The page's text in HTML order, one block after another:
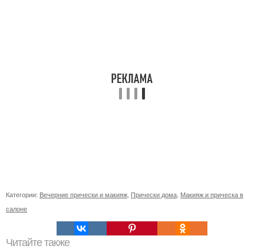
Категории: Вечерние прически и макияж Прически дома Макияж и прическа в
салоне
Читайте также